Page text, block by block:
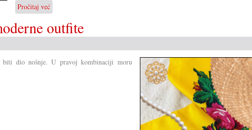
Pročitaj već
Američki
hit
na
outfite
dio nošnje. U pravoj kombinaciji moru